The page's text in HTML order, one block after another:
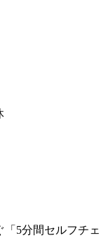
「5分間セルフチェ